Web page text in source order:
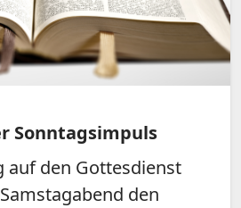
Sonntagsimpuls
auf den Gottesdienst
den